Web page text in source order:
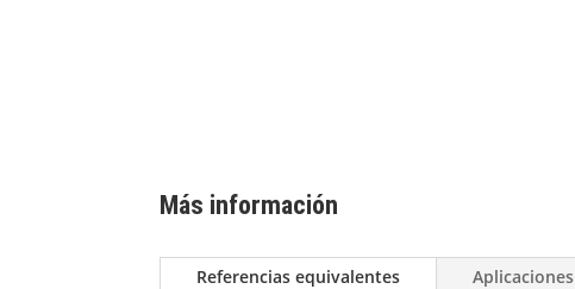
Más información
Referencias equivalentes Aplicaciones